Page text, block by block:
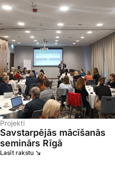
Projekti
Savstarpējās mācīšanās
seminārs Rīgā
Lasīt rakstu